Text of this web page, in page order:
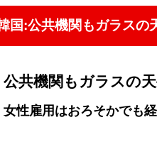
国:公共機関もガラス
公共機関もガラスの
女性雇用はおろそかでも